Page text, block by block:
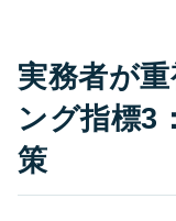
実務者が
ング指標3
策